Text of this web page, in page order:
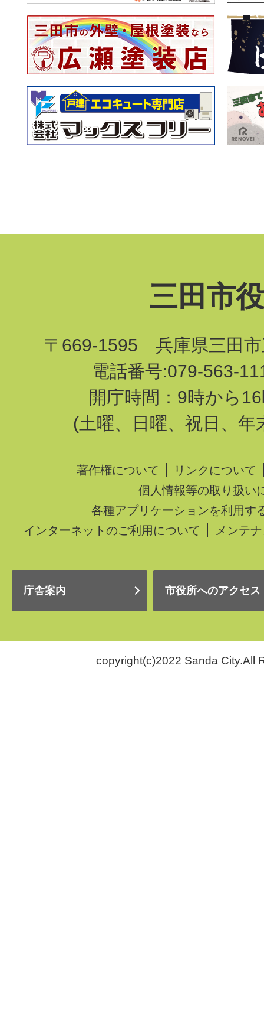
三田市
〒669-1595 兵庫県三田市
電話番号:079-563-
開庁時間：9時から
(土曜、日曜、祝日、年
著作権について
リンクについて
個人情報等の取り扱い
各種アプリケーションを利用す
インターネットのご利用について
メンテ
庁舎案内 市役所へのアクセス
copyright(c)2022 Sanda City.All